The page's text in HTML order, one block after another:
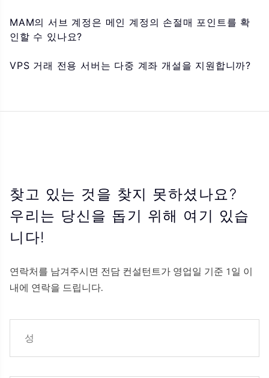
MAM의 서브 계정은 메인 계정의 손절매 포인트를 확
인할 수 있나요?
VPS 거래 전용 서버는 다중 계좌 개설을 지원합니까?
찾고 있는 것을 찾지 못하셨나요?
우리는 당신을 돕기 위해 여기 있습
니다!
연락처를 남겨주시면 전담 컨설턴트가 영업일 기준 1일 이
내에 연락을 드립니다.